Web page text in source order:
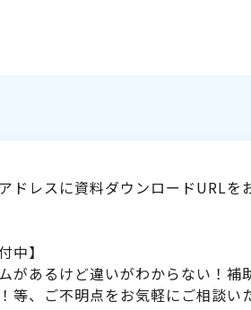
ドレスに資料ダウンロードURLを
中】
があるけど違いがわからない！補
等、ご不明点をお気軽にご相談い